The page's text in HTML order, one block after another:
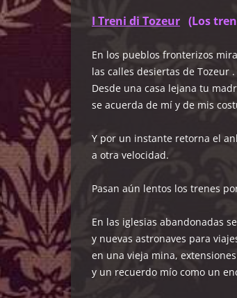
I Treni di Tozeur (Los
En los pueblos fronterizos
las calles desiertas de Tozeur .
Desde una casa lejana tu
se acuerda de mí y de mis
Y por un instante retorna el
a otra velocidad.
Pasan aún lentos los trenes
En las iglesias abandonadas
y nuevas astronaves para
en una vieja mina,
y un recuerdo mío como un